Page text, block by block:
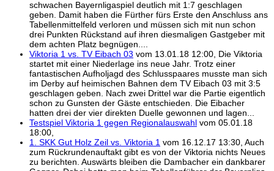
schwachen Bayernligaspiel deutlich mit 1:7 geschlagen
geben. Damit haben die Fürther fürs Erste den Anschluss ans
Tabellenmittelfeld verloren und müssen sich mit nun schon
drei Punkten Rückstand auf ihren diesmaligen Gastgeber mit
dem achten Platz begnügen....
Viktoria 1 vs. TV Eibach 03 vom 13.01.18 12:00, Die Viktoria
startet mit einer Niederlage ins neue Jahr. Trotz einer
fantastischen Aufholjagd des Schlusspaares musste man sich
im Derby auf heimischen Bahnen dem TV Eibach 03 mit 3:5
geschlagen geben. Nach zwei Drittel war die Partie eigentlich
schon zu Gunsten der Gäste entschieden. Die Eibacher
hatten drei der vier direkten Duelle gewonnen und lagen...
Testspiel Viktoria 1 gegen Regionalauswahl vom 05.01.18
18:00,
1. SKK Gut Holz Zeil vs. Viktoria 1 vom 16.12.17 13:30, Auch
zum Rückrundenauftakt gibt es von der Viktoria nichts Neues
zu berichten. Auswärts bleiben die Dambacher ein dankbarer